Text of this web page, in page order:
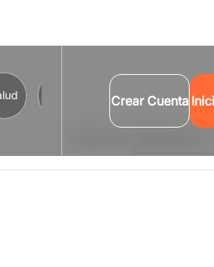
Comercio y Servicios
Crear Cuenta